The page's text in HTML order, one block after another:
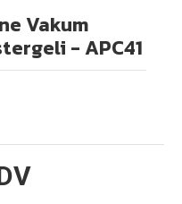
Vakum
- APC41